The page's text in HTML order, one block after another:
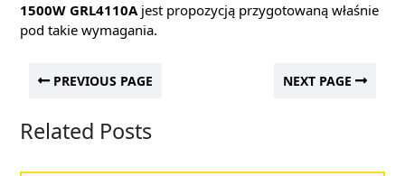
1500W GRL4110Ajest propozycją przygotowaną właśnie
pod takie wymagania.
PREVIOUS PAGE NEXT PAGE
Related Posts